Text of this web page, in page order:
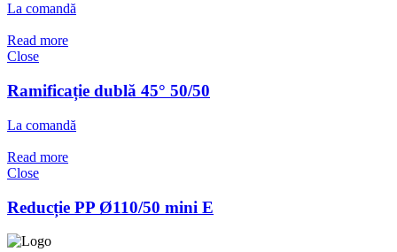
La comandă
Read more
Close
Ramificație dublă 45° 50/50
La comandă
Read more
Close
Reducție PP Ø110/50 mini E